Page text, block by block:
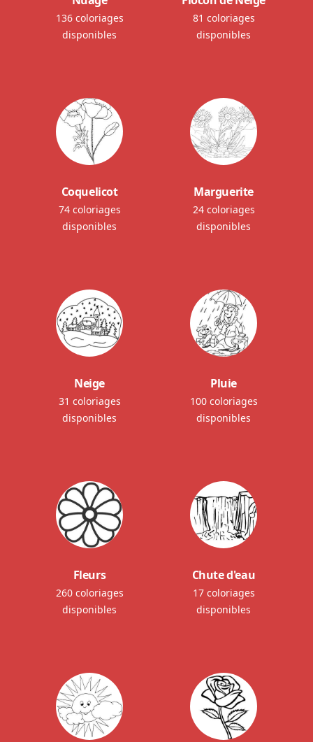
136 coloriages
disponibles
81 coloriages
disponibles
Coquelicot
74 coloriages
disponibles
Marguerite
24 coloriages
disponibles
Neige
31 coloriages
disponibles
Pluie
100 coloriages
disponibles
Fleurs
260 coloriages
disponibles
Chute d'eau
17 coloriages
disponibles